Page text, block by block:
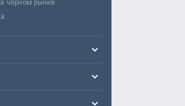
черном рынке